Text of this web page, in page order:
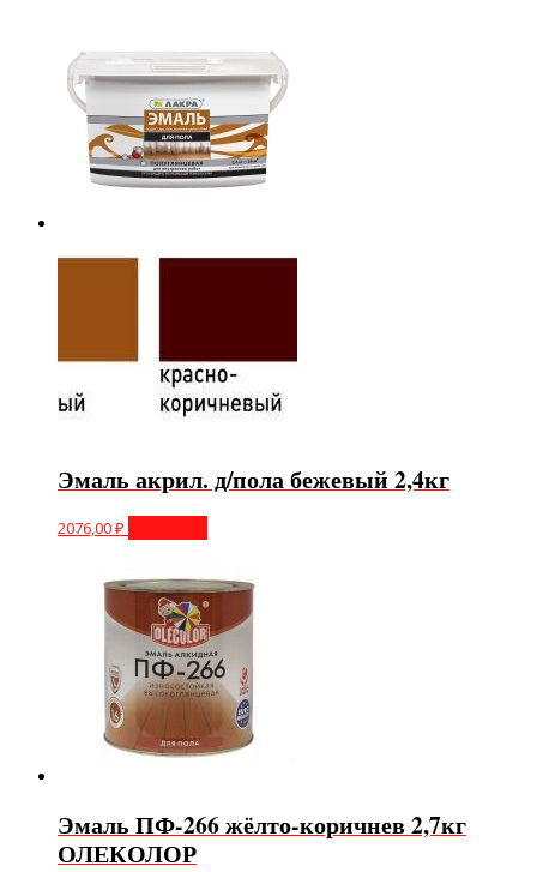
Эмаль акрил. д/пола бежевый 2,4кг
2076,00₽
Эмаль ПФ-266 жёлто-коричнев 2,7кг
ОЛЕКОЛОР